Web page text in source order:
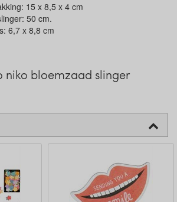
15 x 8,5 x 4 cm
50 cm.
6,7 x 8,8 cm
niko bloemzaad slinger